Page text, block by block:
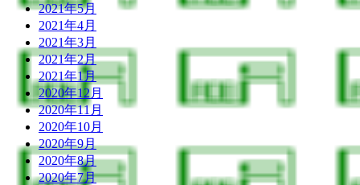
2021年5月
2021年4月
2021年3月
2021年2月
2021年1月
2020年12月
2020年11月
2020年10月
2020年9月
2020年8月
2020年7月